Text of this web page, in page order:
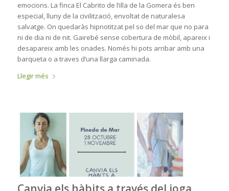
emocions. La finca El Cabrito de l’illa de la Gomera és ben
especial, lluny de la civilització, envoltat de naturalesa
salvatge. On quedaràs hipnotitzat pel so del mar que no para
ni de dia ni de nit. Gairebé sense cobertura de mòbil, apareix i
desapareix amb les onades. Només hi pots arribar amb una
barqueta o a traves d’una llarga caminada.
Llegir més